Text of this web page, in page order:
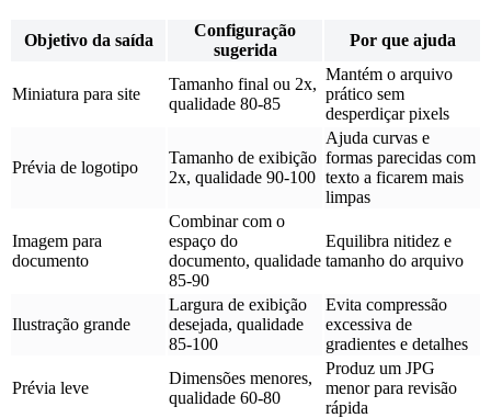
Objetivo da saída
Configuração
sugerida
Por que ajuda
Miniatura para site
Tamanho final ou 2x,
qualidade 80-85
Mantém o arquivo
prático sem
desperdiçar pixels
Prévia de logotipo
Tamanho de exibição
2x, qualidade 90-100
Ajuda curvas e
formas parecidas com
texto a ficarem mais
limpas
Imagem para
documento
Combinar com o
espaço do
documento, qualidade
85-90
Equilibra nitidez e
tamanho do arquivo
Ilustração grande
Largura de exibição
desejada, qualidade
85-100
Evita compressão
excessiva de
gradientes e detalhes
Prévia leve
Dimensões menores,
qualidade 60-80
Produz um JPG
menor para revisão
rápida